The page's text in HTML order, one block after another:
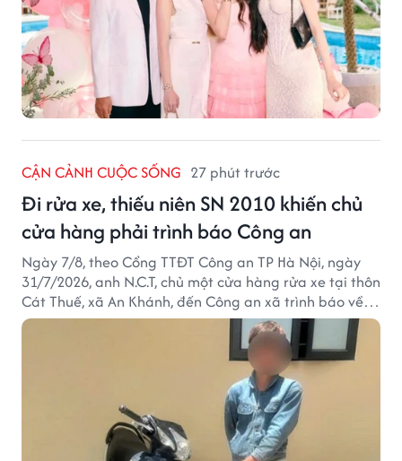
CẬN CẢNH CUỘC SỐNG 27 phút trước
Đi rửa xe, thiếu niên SN 2010 khiến chủ
cửa hàng phải trình báo Công an
Ngày 7/8, theo Cổng TTĐT Công an TP Hà Nội, ngày
31/7/2026, anh N.C.T, chủ một cửa hàng rửa xe tại thôn
Cát Thuế, xã An Khánh, đến Công an xã trình báo về
việc bị mất trộm chiếc xe máy Honda Wave. Trong cốp
xe còn có nhiều giấy tờ cá nhân và khoảng 1,2 triệu